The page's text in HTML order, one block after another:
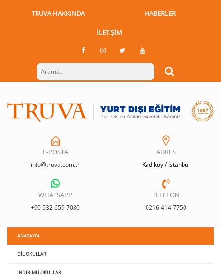
TRUVA HAKKINDA HABERLER
İLETIŞIM
ADRES
Kadıköy / İstanbul
E-POSTA
info@truva.com.tr
TELEFON
0216 414 7750
WHATSAPP
+90 532 659 7080
ANASAYFA
DIL OKULLARI
İNDIRIMLI OKULLAR